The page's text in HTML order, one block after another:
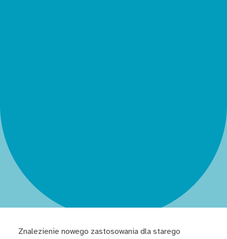
Znalezienie nowego zastosowania dla starego